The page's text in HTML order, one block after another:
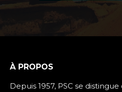
À PROPOS
Depuis 1957, PSC se